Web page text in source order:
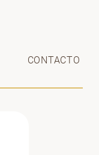
CONTACTO